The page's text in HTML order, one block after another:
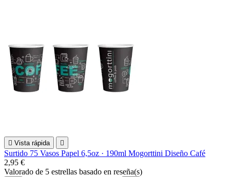
 Vista rápida 
Surtido 75 Vasos Papel 6,5oz · 190ml Mogorttini Diseño Café
2,95 €
Valorado de 5 estrellas basado en reseña(s)